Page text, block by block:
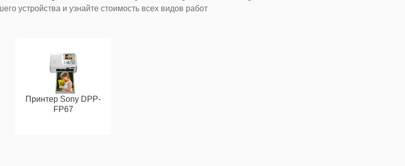
устройства и узнайте стоимость всех видов работ
Принтер Sony DPP-
FP67